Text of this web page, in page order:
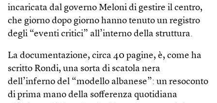
incaricata dal governo Meloni di gestire il centro,
che giorno dopo giorno hanno tenuto un registro
degli “eventi critici” all’interno della struttura.
La documentazione, circa 40 pagine, è, come ha
scritto Rondi, una sorta di scatola nera
dell’inferno del “modello albanese”: un resoconto
di prima mano della sofferenza quotidiana